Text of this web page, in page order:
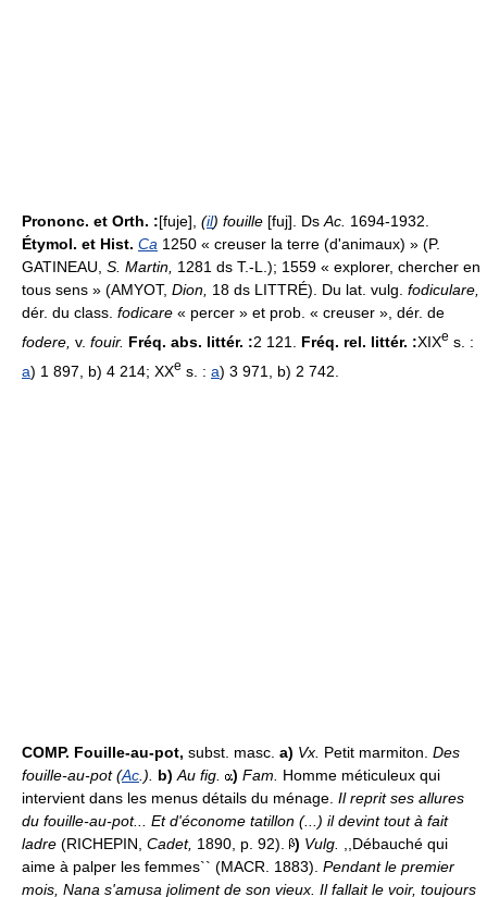
Prononc. et Orth. :[fuje], (il) fouille [fuj]. Ds Ac. 1694-1932.
Étymol. et Hist. Ca 1250 « creuser la terre (d'animaux) » (P.
GATINEAU, S. Martin, 1281 ds T.-L.); 1559 « explorer, chercher en
tous sens » (AMYOT, Dion, 18 ds LITTRÉ). Du lat. vulg. fodiculare,
dér. du class. fodicare « percer » et prob. « creuser », dér. de
fodere, v. fouir. Fréq. abs. littér. :2 121. Fréq. rel. littér. :XIXe s. :
a) 1 897, b) 4 214; XXe s. : a) 3 971, b) 2 742.
COMP. Fouille-au-pot, subst. masc. a) Vx. Petit marmiton. Des
fouille-au-pot (Ac.). b)Au fig. ) Fam. Homme méticuleux qui
intervient dans les menus détails du ménage. Il reprit ses allures
du fouille-au-pot... Et d'économe tatillon (...) il devint tout à fait
ladre (RICHEPIN, Cadet, 1890, p. 92). ) Vulg. ,,Débauché qui
aime à palper les femmes`` (MACR. 1883). Pendant le premier
mois, Nana s'amusa joliment de son vieux. Il fallait le voir, toujours